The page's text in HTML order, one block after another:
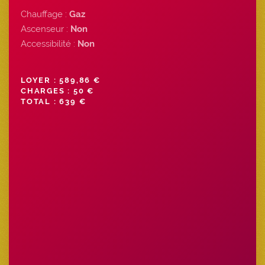
Chauffage : Gaz
Ascenseur : Non
Accessibilité : Non
LOYER : 589,86 €
CHARGES : 50 €
TOTAL : 639 €